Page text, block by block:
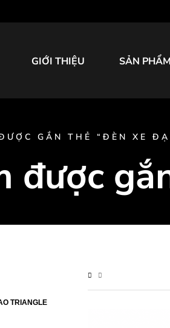
GIỚI THIỆU SẢN PHẨM
GẮN THẺ “ĐÈN XE
được
TRIANGLE